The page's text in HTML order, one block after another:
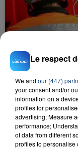
INCENDIE
SON BÉBÉ
Un homme
aspergé sa
d'un liquide
Le respect
We and our (447)
your consent and/or
information on a
profiles for
advertising; Measure
performance;
of data from different
profiles to personalise